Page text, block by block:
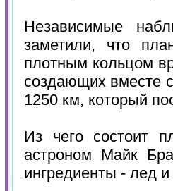
Независимые
заметили, что
плотным кольцом
создающих вместе
1250 км, который
Из чего состоит
астроном Майк
ингредиенты - лед